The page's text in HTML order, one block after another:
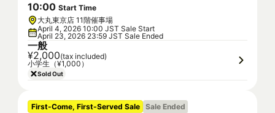
10:00 Start Time
大丸東京店 11階催事場
April 4, 2026 10:00 JST Sale Start
April 23, 2026 23:59 JST Sale Ended
一般
¥2,000(tax included)
小学生（¥1,000）
Sold Out
First-Come, First-Served Sale Sale Ended